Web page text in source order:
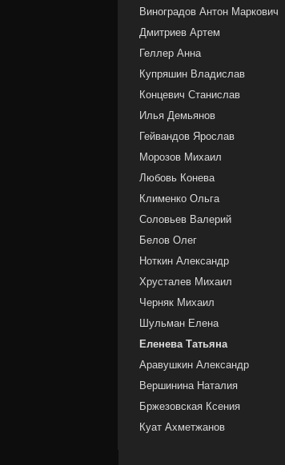
Виноградов Антон Маркович
Дмитриев Артем
Геллер Анна
Купряшин Владислав
Концевич Станислав
Илья Демьянов
Гейвандов Ярослав
Морозов Михаил
Любовь Конева
Клименко Ольга
Соловьев Валерий
Белов Олег
Ноткин Александр
Хрусталев Михаил
Черняк Михаил
Шульман Елена
Еленева Татьяна
Аравушкин Александр
Вершинина Наталия
Бржезовская Ксения
Куат Ахметжанов